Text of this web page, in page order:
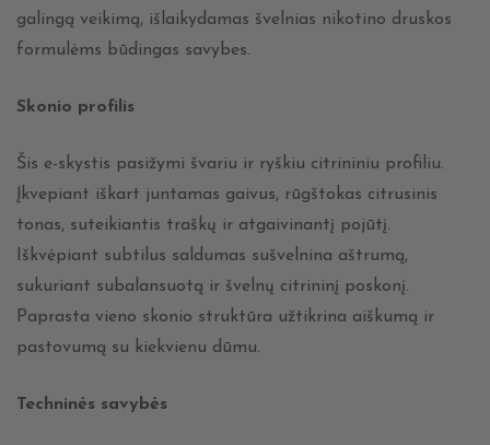
galingą veikimą, išlaikydamas švelnias nikotino druskos
formulėms būdingas savybes.
Skonio profilis
Šis e-skystis pasižymi švariu ir ryškiu citrininiu profiliu.
Įkvepiant iškart juntamas gaivus, rūgštokas citrusinis
tonas, suteikiantis traškų ir atgaivinantį pojūtį.
Iškvėpiant subtilus saldumas sušvelnina aštrumą,
sukuriant subalansuotą ir švelnų citrininį poskonį.
Paprasta vieno skonio struktūra užtikrina aiškumą ir
pastovumą su kiekvienu dūmu.
Techninės savybės